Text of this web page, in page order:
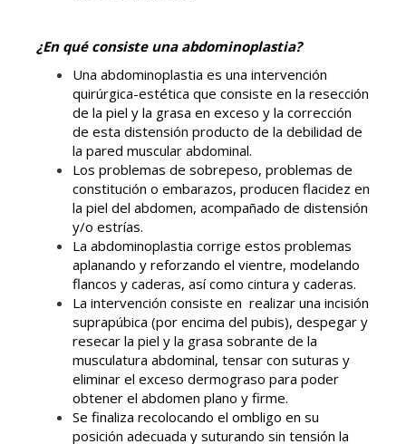
¿En qué consiste una abdominoplastia?
Una abdominoplastia es una intervención
quirúrgica-estética que consiste en la resección
de la piel y la grasa en exceso y la corrección
de esta distensión producto de la debilidad de
la pared muscular abdominal.
Los problemas de sobrepeso, problemas de
constitución o embarazos, producen flacidez en
la piel del abdomen, acompañado de distensión
y/o estrías.
La abdominoplastia corrige estos problemas
aplanando y reforzando el vientre, modelando
flancos y caderas, así como cintura y caderas.
La intervención consiste en realizar una incisión
suprapúbica (por encima del pubis), despegar y
resecar la piel y la grasa sobrante de la
musculatura abdominal, tensar con suturas y
eliminar el exceso dermograso para poder
obtener el abdomen plano y firme.
Se finaliza recolocando el ombligo en su
posición adecuada y suturando sin tensión la